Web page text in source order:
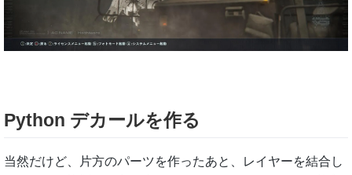
Python デカールを作る
当然だけど、片方のパーツを作ったあと、レイヤーを結合し